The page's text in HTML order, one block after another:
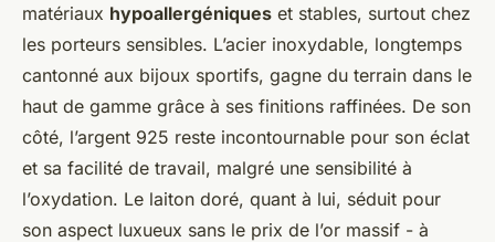
matériaux hypoallergéniques et stables, surtout chez
les porteurs sensibles. L’acier inoxydable, longtemps
cantonné aux bijoux sportifs, gagne du terrain dans le
haut de gamme grâce à ses finitions raffinées. De son
côté, l’argent 925 reste incontournable pour son éclat
et sa facilité de travail, malgré une sensibilité à
l’oxydation. Le laiton doré, quant à lui, séduit pour
son aspect luxueux sans le prix de l’or massif - à